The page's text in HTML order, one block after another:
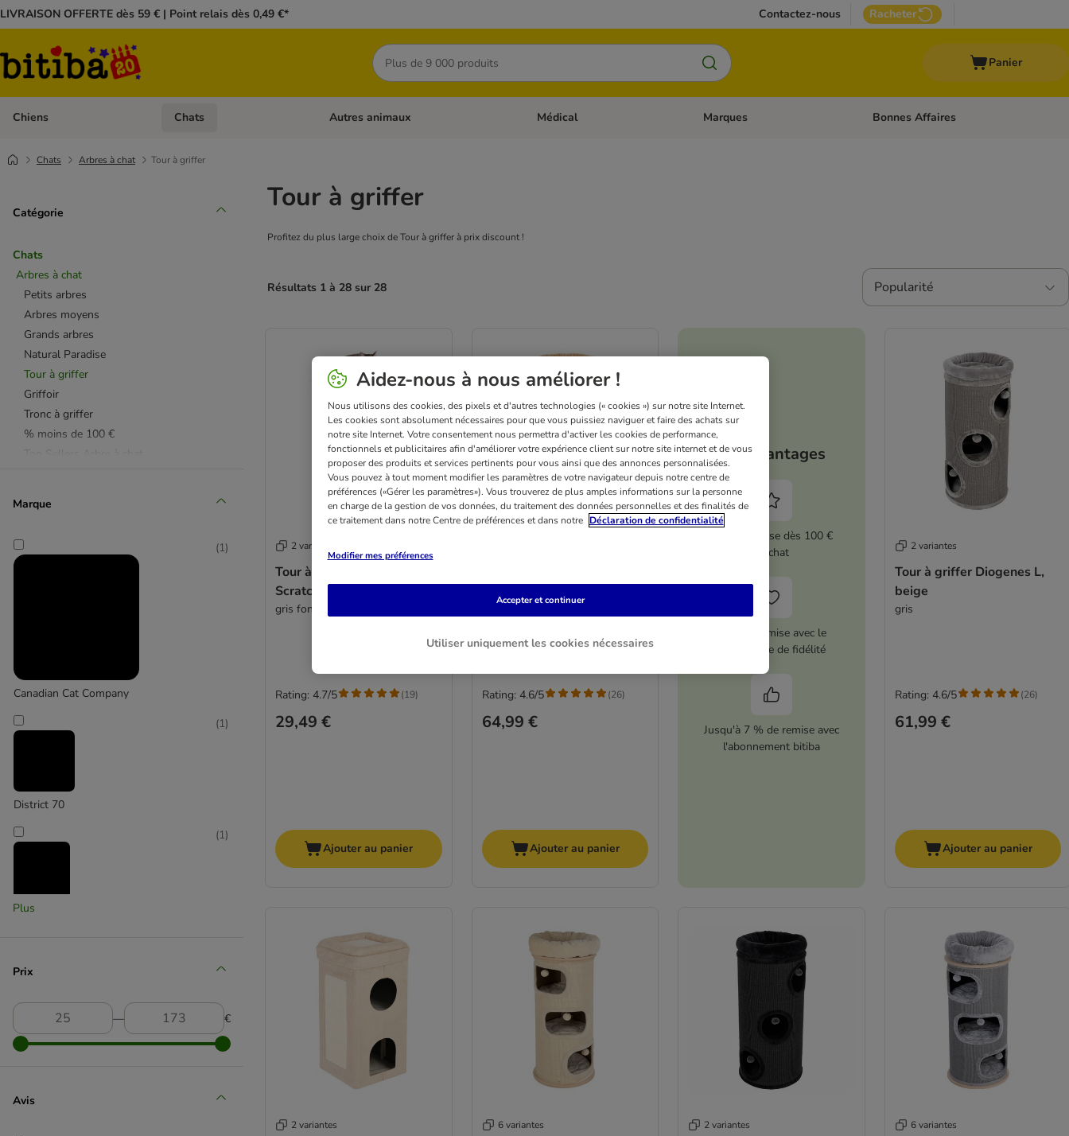
LIVRAISON OFFERTE dès 59 € | Point relais dès 0,49 €* Contactez-nous Racheter
Rechercher
Panier
Chiens Dérouler les catégories: Chiens
Chats Dérouler les catégories: Chats
Autres animaux Dérouler les catégories: Autres animaux
Médical Dérouler les catégories: Médical
Marques Dérouler les catégories: Marques
Bonnes Affaires
Chats Arbres à chat Tour à griffer
Catégorie
Chats
Arbres à chat
Petits arbres
Arbres moyens
Grands arbres
Natural Paradise
Tour à griffer
Griffoir
Tronc à griffer
% moins de 100 €
Marque
Canadian Cat Company
(1)
District 70
(1)
Flamingo
(1)
Kerbl Pet
(1)
Plus
Prix
― €
Avis
Tour à griffer
Profitez du plus large choix de Tour à griffer à prix discount !
Résultats 1 à 28 sur 28 Popularité
2 variantes
Tour à griffer pliable Soft'n
Scratchy
gris foncé / blanc
29,49 €
Rating: 4.7/5 (19)
Ajouter au panier
64,99 €
Rating: 4.6/5 (26)
Ajouter au panier
Vos avantages
5 % de remise dès 100 €
d'achat
12 € de remise avec le
programme de fidélité
Jusqu'à 7 % de remise avec
l'abonnement bitiba
2 variantes
Tour à griffer Diogenes L,
beige
gris
61,99 €
Rating: 4.6/5 (26)
Ajouter au panier
2 variantes 6 variantes 2 variantes 6 variantes
Aidez-nous à nous améliorer !
Nous utilisons des cookies, des pixels et d'autres technologies (« cookies ») sur notre site Internet.
Les cookies sont absolument nécessaires pour que vous puissiez naviguer et faire des achats sur
notre site Internet. Votre consentement nous permettra d'activer les cookies de performance,
fonctionnels et publicitaires afin d'améliorer votre expérience client sur notre site internet et de vous
proposer des produits et services pertinents pour vous ainsi que des annonces personnalisées.
Vous pouvez à tout moment modifier les paramètres de votre navigateur depuis notre centre de
préférences («Gérer les paramètres»). Vous trouverez de plus amples informations sur la personne
en charge de la gestion de vos données, du traitement des données personnelles et des finalités de
ce traitement dans notre Centre de préférences et dans notre Déclaration de confidentialité
Modifier mes préférences
Utiliser uniquement les cookies nécessaires
Accepter et continuer